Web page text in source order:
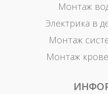
Монтаж
Электрика в
Монтаж
Монтаж